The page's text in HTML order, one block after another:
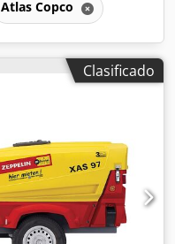
Atlas Copco
Clasificado